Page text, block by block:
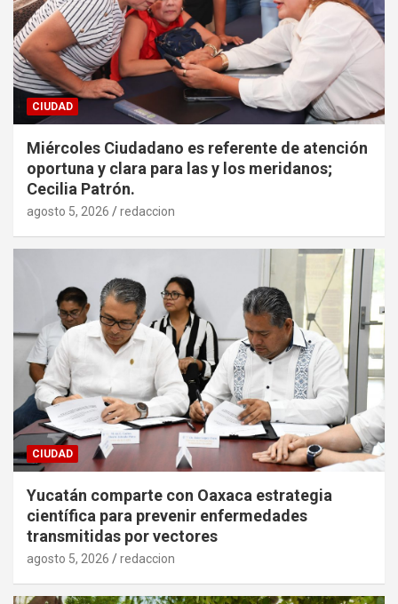
CIUDAD
Miércoles Ciudadano es referente de atención
oportuna y clara para las y los meridanos;
Cecilia Patrón.
agosto 5, 2026 redaccion
CIUDAD
Yucatán comparte con Oaxaca estrategia
científica para prevenir enfermedades
transmitidas por vectores
agosto 5, 2026 redaccion